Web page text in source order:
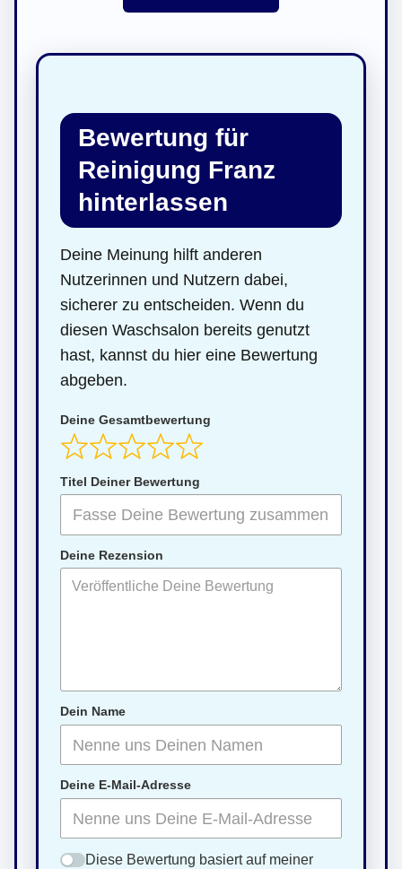
Bewertung für
Reinigung Franz
hinterlassen
Deine Meinung hilft anderen
Nutzerinnen und Nutzern dabei,
sicherer zu entscheiden. Wenn du
diesen Waschsalon bereits genutzt
hast, kannst du hier eine Bewertung
abgeben.
Deine Gesamtbewertung
Titel Deiner Bewertung
Deine Rezension
Dein Name
Deine E-Mail-Adresse
Diese Bewertung basiert auf meiner